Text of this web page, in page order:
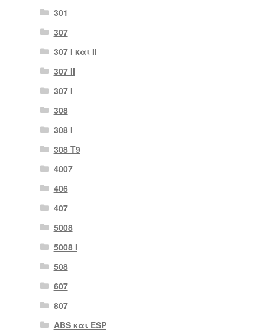
301
307
307 I και II
307 II
307 Ι
308
308 Ι
308 Τ9
4007
406
407
5008
5008 Ι
508
607
807
ABS και ESP